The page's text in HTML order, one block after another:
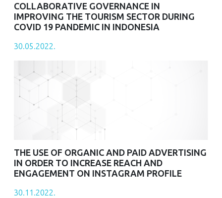
COLLABORATIVE GOVERNANCE IN
IMPROVING THE TOURISM SECTOR DURING
COVID 19 PANDEMIC IN INDONESIA
30.05.2022.
THE USE OF ORGANIC AND PAID ADVERTISING
IN ORDER TO INCREASE REACH AND
ENGAGEMENT ON INSTAGRAM PROFILE
30.11.2022.